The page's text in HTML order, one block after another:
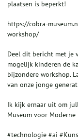
plaatsen is beperkt!
https://cobra-
workshop/
Deel dit bericht met je
mogelijk kinderen de
bijzondere workshop.
van onze jonge
Ik kijk ernaar uit om
Museum voor Moderne
#technologie #ai